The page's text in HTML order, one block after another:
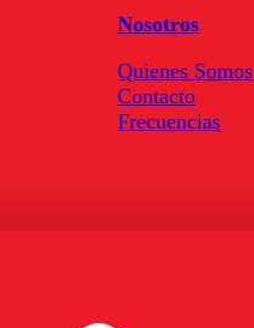
Nosotros
Quienes Somos
Contacto
Frecuencias